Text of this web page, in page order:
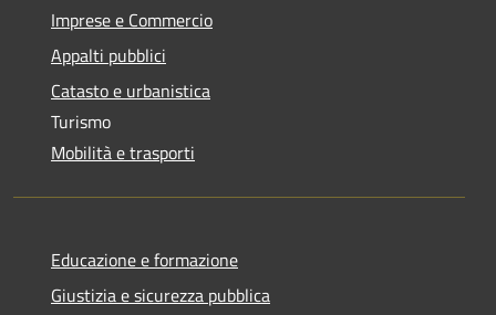
Imprese e Commercio
Appalti pubblici
Catasto e urbanistica
Turismo
Mobilità e trasporti
Educazione e formazione
Giustizia e sicurezza pubblica